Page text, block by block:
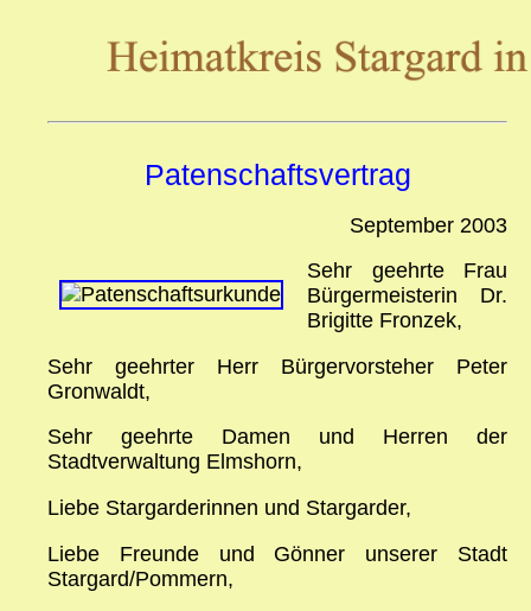
Patenschaftsvertrag
September 2003
Sehr geehrte Frau
Bürgermeisterin Dr.
Brigitte Fronzek,
Sehr geehrter Herr Bürgervorsteher Peter
Gronwaldt,
Sehr geehrte Damen und Herren der
Stadtverwaltung Elmshorn,
Liebe Stargarderinnen und Stargarder,
Liebe Freunde und Gönner unserer Stadt
Stargard/Pommern,